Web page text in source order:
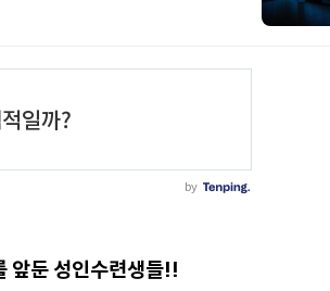
앞둔 성인수련생들!!